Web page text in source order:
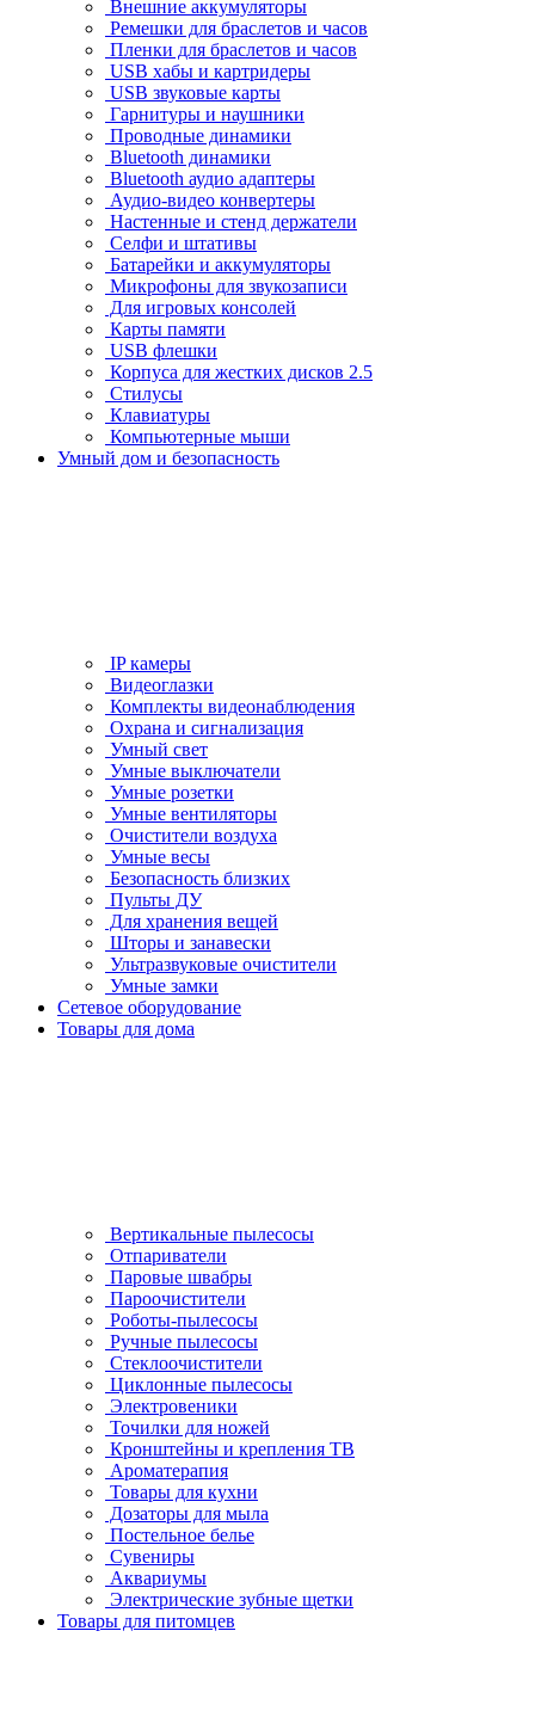
Внешние аккумуляторы
Ремешки для браслетов и часов
Пленки для браслетов и часов
USB хабы и картридеры
USB звуковые карты
Гарнитуры и наушники
Проводные динамики
Bluetooth динамики
Bluetooth аудио адаптеры
Аудио-видео конвертеры
Настенные и стенд держатели
Селфи и штативы
Батарейки и аккумуляторы
Микрофоны для звукозаписи
Для игровых консолей
Карты памяти
USB флешки
Корпуса для жестких дисков 2.5
Стилусы
Клавиатуры
Компьютерные мыши
Умный дом и безопасность
IP камеры
Видеоглазки
Комплекты видеонаблюдения
Охрана и сигнализация
Умный свет
Умные выключатели
Умные розетки
Умные вентиляторы
Очистители воздуха
Умные весы
Безопасность близких
Пульты ДУ
Для хранения вещей
Шторы и занавески
Ультразвуковые очистители
Умные замки
Сетевое оборудование
Товары для дома
Вертикальные пылесосы
Отпариватели
Паровые швабры
Пароочистители
Роботы-пылесосы
Ручные пылесосы
Стеклоочистители
Циклонные пылесосы
Электровеники
Точилки для ножей
Кронштейны и крепления ТВ
Ароматерапия
Товары для кухни
Дозаторы для мыла
Постельное белье
Сувениры
Аквариумы
Электрические зубные щетки
Товары для питомцев